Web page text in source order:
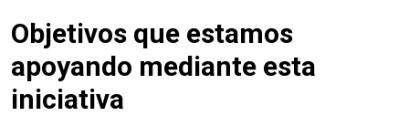
Objetivos que estamos
apoyando mediante esta
iniciativa